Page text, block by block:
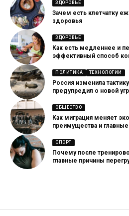
ЗДОРОВЬЕ
Зачем есть клетчатку
здоровья
ЗДОРОВЬЕ
Как есть медленнее и
эффективный способ
ПОЛИТИКА ТЕХНОЛОГИИ
Россия изменила
предупредил о новой
ОБЩЕСТВО
Как миграция меняет
преимущества и
СПОРТ
Почему после
главные причины